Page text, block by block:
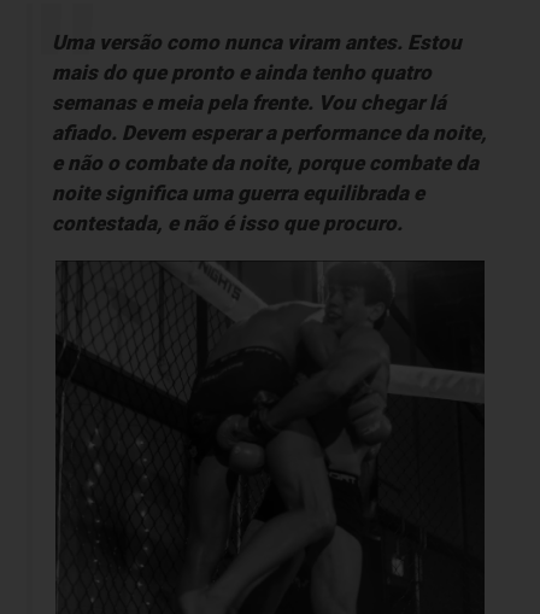
Uma versão como nunca viram antes. Estou
mais do que pronto e ainda tenho quatro
semanas e meia pela frente. Vou chegar lá
afiado. Devem esperar a performance da noite,
e não o combate da noite, porque combate da
noite significa uma guerra equilibrada e
contestada, e não é isso que procuro.